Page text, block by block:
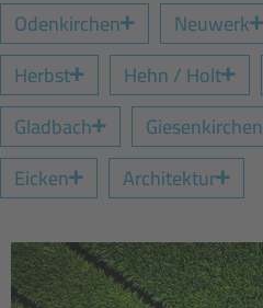
Odenkirchen
Neuwerk
Herbst
Hehn / Holt
Gladbach
Giesenkirchen
Eicken
Architektur